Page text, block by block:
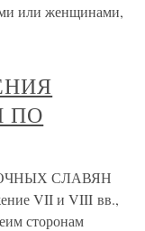
или женщинами,
ПО
СЛАВЯН
VII и VIII вв.,
сторонам